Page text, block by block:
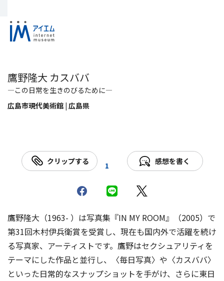
鷹野隆大 カスババ
―この日常を生きのびるために―
広島市現代美術館 | 広島県
クリップする 1 感想を書く
鷹野隆大（1963- ）は写真集『IN MY ROOM』（2005）で
第31回木村伊兵衛賞を受賞し、現在も国内外で活躍を続け
る写真家、アーティストです。鷹野はセクシュアリティを
テーマにした作品と並行し、〈毎日写真〉や〈カスババ〉
といった日常的なスナップショットを手がけ、さらに東日